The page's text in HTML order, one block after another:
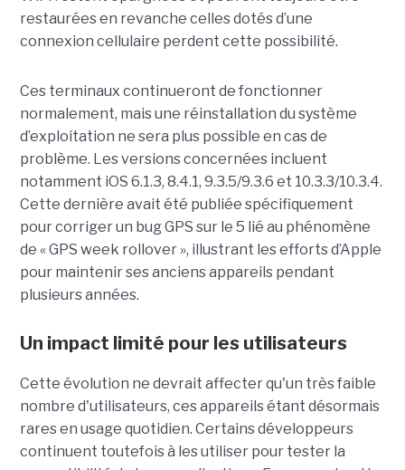
restaurées en revanche celles dotés d’une
connexion cellulaire perdent cette possibilité.
Ces terminaux continueront de fonctionner
normalement, mais une réinstallation du système
d’exploitation ne sera plus possible en cas de
problème. Les versions concernées incluent
notamment iOS 6.1.3, 8.4.1, 9.3.5/9.3.6 et 10.3.3/10.3.4.
Cette dernière avait été publiée spécifiquement
pour corriger un bug GPS sur le 5 lié au phénomène
de « GPS week rollover », illustrant les efforts d’Apple
pour maintenir ses anciens appareils pendant
plusieurs années.
Un impact limité pour les utilisateurs
Cette évolution ne devrait affecter qu'un très faible
nombre d'utilisateurs, ces appareils étant désormais
rares en usage quotidien. Certains développeurs
continuent toutefois à les utiliser pour tester la